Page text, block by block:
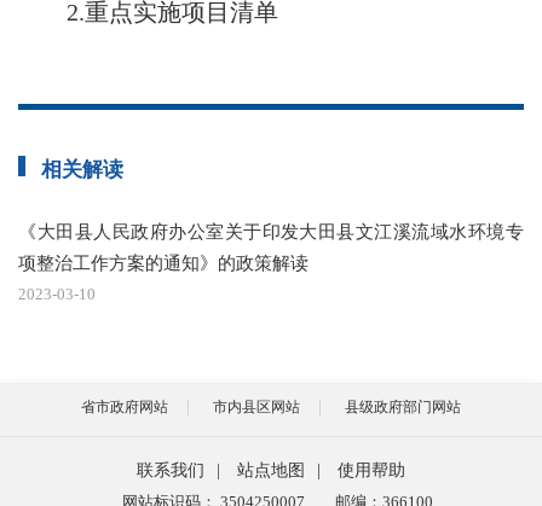
2.重点实施项目清单
相关解读
《大田县人民政府办公室关于印发大田县文江溪流域水环境专
项整治工作方案的通知》的政策解读
2023-03-10
省市政府网站 市内县区网站 县级政府部门网站
联系我们 站点地图
使用帮助
网站标识码： 3504250007
邮编：366100